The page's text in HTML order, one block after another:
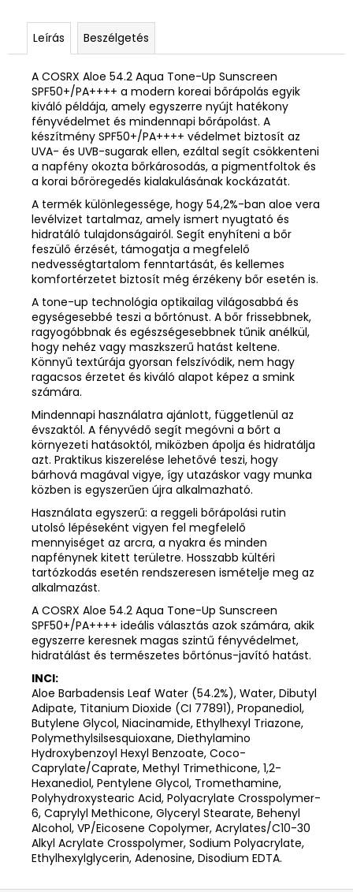
Leírás Beszélgetés
A COSRX Aloe 54.2 Aqua Tone-Up Sunscreen
SPF50+/PA++++ a modern koreai bőrápolás egyik
kiváló példája, amely egyszerre nyújt hatékony
fényvédelmet és mindennapi bőrápolást. A
készítmény SPF50+/PA++++ védelmet biztosít az
UVA- és UVB-sugarak ellen, ezáltal segít csökkenteni
a napfény okozta bőrkárosodás, a pigmentfoltok és
a korai bőröregedés kialakulásának kockázatát.
A termék különlegessége, hogy 54,2%-ban aloe vera
levélvizet tartalmaz, amely ismert nyugtató és
hidratáló tulajdonságairól. Segít enyhíteni a bőr
feszülő érzését, támogatja a megfelelő
nedvességtartalom fenntartását, és kellemes
komfortérzetet biztosít még érzékeny bőr esetén is.
A tone-up technológia optikailag világosabbá és
egységesebbé teszi a bőrtónust. A bőr frissebbnek,
ragyogóbbnak és egészségesebbnek tűnik anélkül,
hogy nehéz vagy maszkszerű hatást keltene.
Könnyű textúrája gyorsan felszívódik, nem hagy
ragacsos érzetet és kiváló alapot képez a smink
számára.
Mindennapi használatra ajánlott, függetlenül az
évszaktól. A fényvédő segít megóvni a bőrt a
környezeti hatásoktól, miközben ápolja és hidratálja
azt. Praktikus kiszerelése lehetővé teszi, hogy
bárhová magával vigye, így utazáskor vagy munka
közben is egyszerűen újra alkalmazható.
Használata egyszerű: a reggeli bőrápolási rutin
utolsó lépéseként vigyen fel megfelelő
mennyiséget az arcra, a nyakra és minden
napfénynek kitett területre. Hosszabb kültéri
tartózkodás esetén rendszeresen ismételje meg az
alkalmazást.
A COSRX Aloe 54.2 Aqua Tone-Up Sunscreen
SPF50+/PA++++ ideális választás azok számára, akik
egyszerre keresnek magas szintű fényvédelmet,
hidratálást és természetes bőrtónus-javító hatást.
INCI:
Aloe Barbadensis Leaf Water (54.2%), Water, Dibutyl
Adipate, Titanium Dioxide (CI 77891), Propanediol,
Butylene Glycol, Niacinamide, Ethylhexyl Triazone,
Polymethylsilsesquioxane, Diethylamino
Hydroxybenzoyl Hexyl Benzoate, Coco-
Caprylate/Caprate, Methyl Trimethicone, 1,2-
Hexanediol, Pentylene Glycol, Tromethamine,
Polyhydroxystearic Acid, Polyacrylate Crosspolymer-
6, Caprylyl Methicone, Glyceryl Stearate, Behenyl
Alcohol, VP/Eicosene Copolymer, Acrylates/C10-30
Alkyl Acrylate Crosspolymer, Sodium Polyacrylate,
Ethylhexylglycerin, Adenosine, Disodium EDTA.